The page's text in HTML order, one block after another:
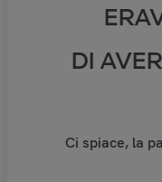
DI
Ci spiace, la